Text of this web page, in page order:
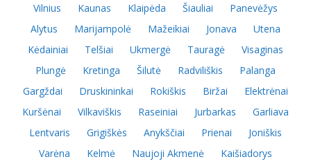
Vilnius Kaunas Klaipėda Šiauliai
Panevėžys
Alytus
Marijampolė Mažeikiai Jonava
Utena
Kėdainiai
Telšiai Ukmergė Tauragė
Visaginas
Plungė
Kretinga Šilutė Radviliškis
Palanga
Gargždai
Druskininkai Rokiškis Biržai
Elektrėnai
Kuršėnai
Vilkaviškis Raseiniai Jurbarkas
Garliava
Lentvaris
Grigiškės Anykščiai Prienai
Joniškis
Varėna
Kelmė Naujoji Akmenė
Kaišiadorys